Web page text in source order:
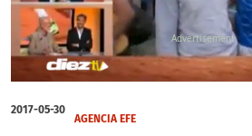
seconds
of
2017-05-30
AGENCIA EFE